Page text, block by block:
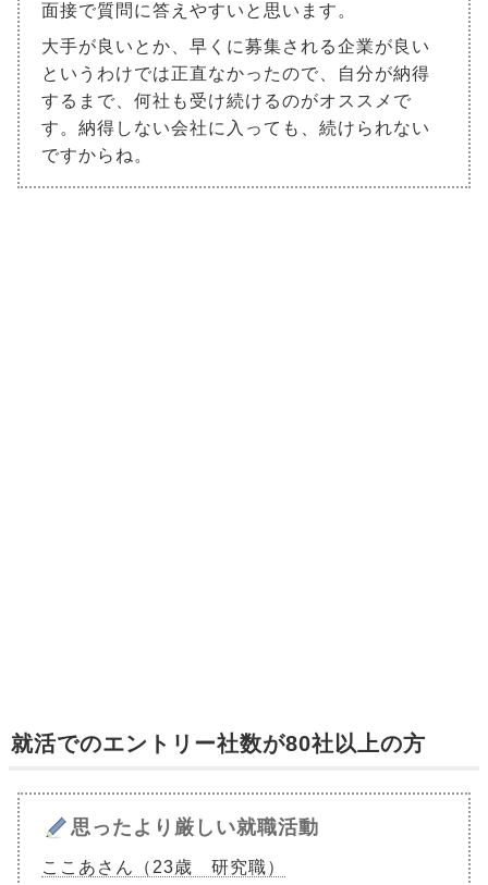
面接で質問に答えやすいと思います。
大手が良いとか、早くに募集される企業が良い
というわけでは正直なかったので、自分が納得
するまで、何社も受け続けるのがオススメで
す。納得しない会社に入っても、続けられない
ですからね。
就活でのエントリー社数が80社以上の方
思ったより厳しい就職活動
ここあさん（23歳 研究職）